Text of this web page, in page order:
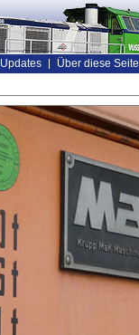
Updates Über diese Seite